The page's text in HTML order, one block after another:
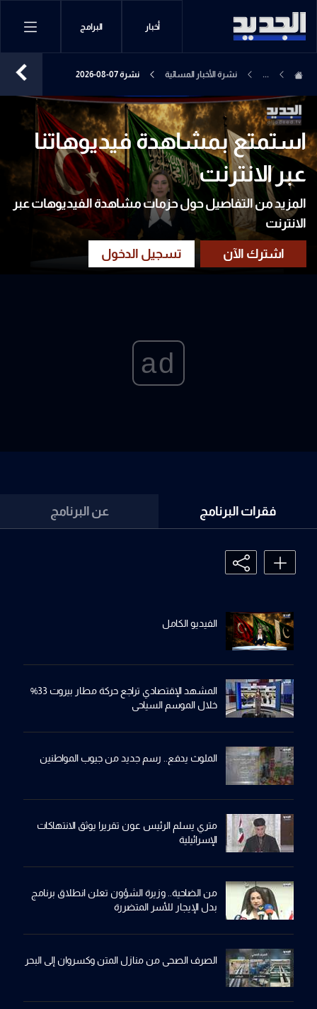
أخبار البرامج
... نشرة الأخبار المسائية نشرة 07-08-2026
استمتع بمشاهدة فيديوهاتنا
عبر الانترنت
المزيد من التفاصيل حول حزمات مشاهدة الفيديوهات عبر
الانترنت
ad
فقرات البرنامج عن البرنامج
الفيديو الكامل
المشهد الإقتصادي تراجع حركة مطار بيروت 33%
خلال الموسم السياحي
الملوث يدفع.. رسم جديد من جيوب المواطنين
متري يسلم الرئيس عون تقريرا يوثق الانتهاكات
الإسرائيلية
من الضاحية.. وزيرة الشؤون تعلن انطلاق برنامج
بدل الإيجار للأسر المتضررة
الصرف الصحي من منازل المتن وكسروان إلى البحر